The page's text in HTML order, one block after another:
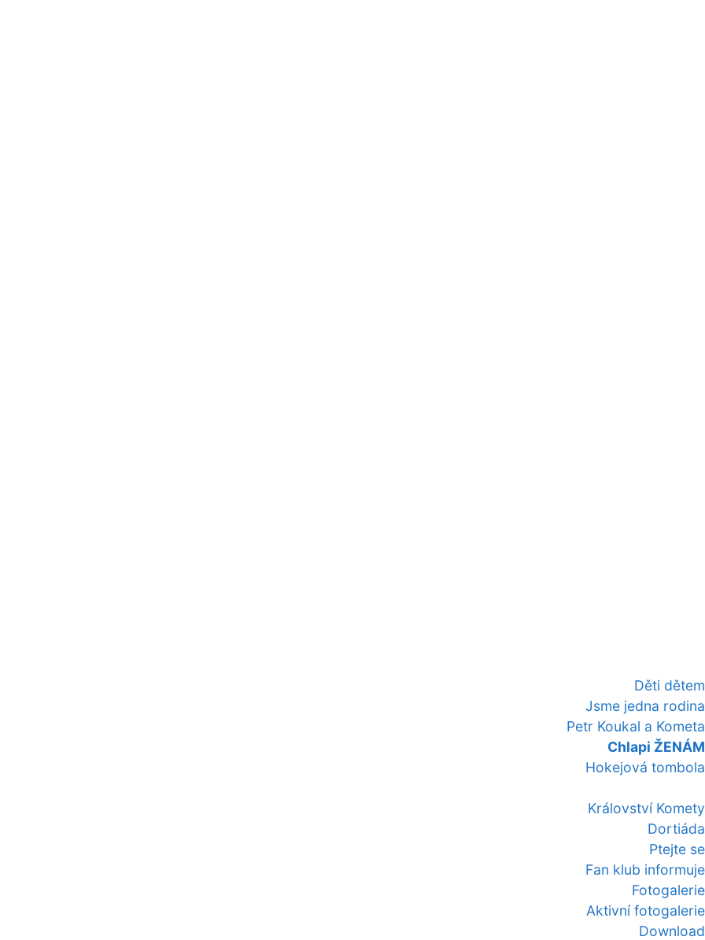
Děti dětem
Jsme jedna rodina
Petr Koukal a Kometa
Chlapi ŽENÁM
Hokejová tombola
Království Komety
Dortiáda
Ptejte se
Fan klub informuje
Fotogalerie
Aktivní fotogalerie
Download